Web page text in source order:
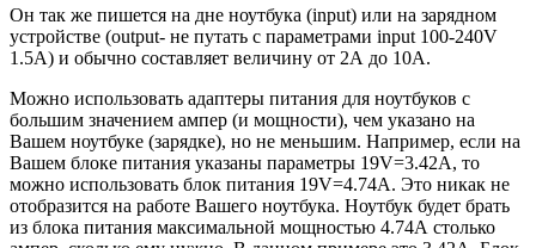
Он так же пишется на дне ноутбука (input) или на зарядном
устройстве (output- не путать с параметрами input 100-240V
1.5A) и обычно составляет величину от 2А до 10A.
Можно использовать адаптеры питания для ноутбуков с
большим значением ампер (и мощности), чем указано на
Вашем ноутбуке (зарядке), но не меньшим. Например, если на
Вашем блоке питания указаны параметры 19V=3.42A, то
можно использовать блок питания 19V=4.74A. Это никак не
отобразится на работе Вашего ноутбука. Ноутбук будет брать
из блока питания максимальной мощностью 4.74А столько